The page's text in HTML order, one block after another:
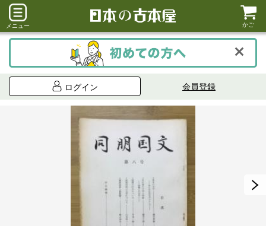
メニュー かご
ログイン 会員登録